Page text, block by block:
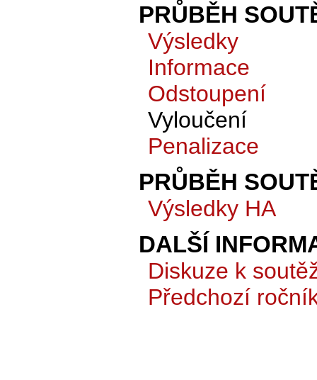
PRŮBĚH
Výsledky
Informace
Odstoupení
Vyloučení
Penalizace
PRŮBĚH
Výsledky HA
DALŠÍ
Diskuze k
Předchozí